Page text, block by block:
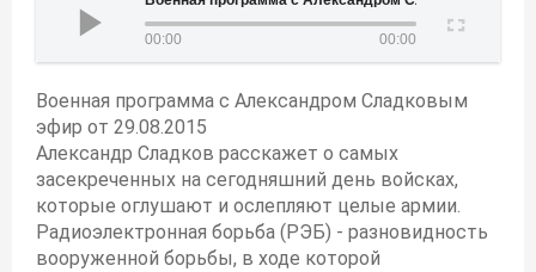
00:00 00:00
Военная программа с Александром Сладковым
эфир от 29.08.2015
Александр Сладков расскажет о самых
засекреченных на сегодняшний день войсках,
которые оглушают и ослепляют целые армии.
Радиоэлектронная борьба (РЭБ) - разновидность
вооруженной борьбы, в ходе которой